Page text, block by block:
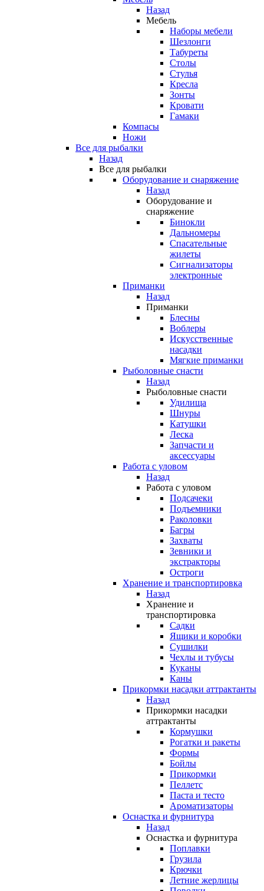
Назад
Мебель
Наборы мебели
Шезлонги
Табуреты
Столы
Стулья
Кресла
Зонты
Кровати
Гамаки
Компасы
Ножи
Все для рыбалки
Назад
Все для рыбалки
Оборудование и снаряжение
Назад
Оборудование и
снаряжение
Бинокли
Дальномеры
Спасательные
жилеты
Сигнализаторы
электронные
Приманки
Назад
Приманки
Блесны
Воблеры
Искусственные
насадки
Мягкие приманки
Рыболовные снасти
Назад
Рыболовные снасти
Удилища
Шнуры
Катушки
Леска
Запчасти и
аксессуары
Работа с уловом
Назад
Работа с уловом
Подсачеки
Подъемники
Раколовки
Багры
Захваты
Зевники и
экстракторы
Остроги
Хранение и транспортировка
Назад
Хранение и
транспортировка
Садки
Ящики и коробки
Сушилки
Чехлы и тубусы
Куканы
Каны
Прикормки насадки аттрактанты
Назад
Прикормки насадки
аттрактанты
Кормушки
Рогатки и ракеты
Формы
Бойлы
Прикормки
Пеллетс
Паста и тесто
Ароматизаторы
Оснастка и фурнитура
Назад
Оснастка и фурнитура
Поплавки
Грузила
Крючки
Летние жерлицы